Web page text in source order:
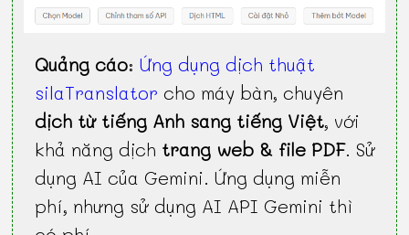
Quảng cáo:Ứng dụng dịch thuật
silaTranslator cho máy bàn, chuyên
dịch từ tiếng Anh sang tiếng Việt, với
khả năng dịch trang web & file PDF. Sử
dụng AI của Gemini. Ứng dụng miễn
phí, nhưng sử dụng AI API Gemini thì